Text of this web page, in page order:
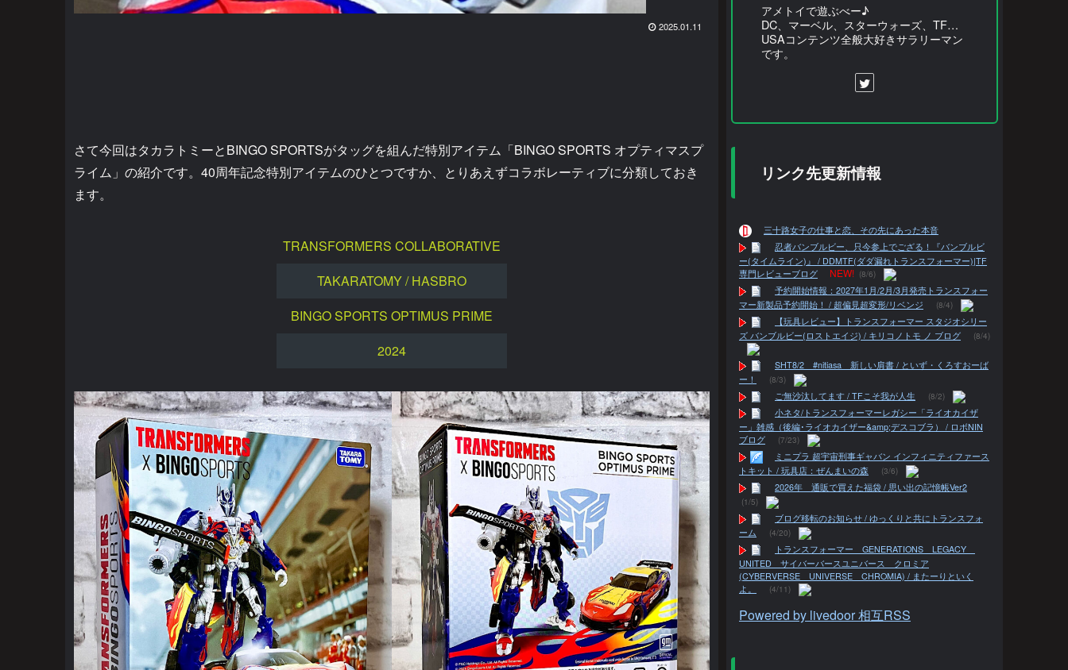
2025.01.11
さて今回はタカラトミーとBINGO SPORTSがタッグを組んだ特別アイテム「BINGO SPORTS オプティマスプ
ライム」の紹介です。40周年記念特別アイテムのひとつですか、とりあえずコラボレーティブに分類しておき
ます。
TRANSFORMERS COLLABORATIVE
TAKARATOMY / HASBRO
BINGO SPORTS OPTIMUS PRIME
2024
アメトイで遊ぶべー♪
DC、マーベル、スターウォーズ、TF…
USAコンテンツ全般大好きサラリーマン
です。
リンク先更新情報
三十路女子の仕事と恋、その先にあった本音
忍者バンブルビー、只今参上でござる！『バンブルビ
ー(タイムライン)』 / DDMTF(ダダ漏れトランスフォーマー)|TF
専門レビューブログ
NEW! (8/6)
予約開始情報：2027年1月/2月/3月発売トランスフォー
マー新製品予約開始！ / 超偏見超変形/リベンジ
(8/4)
【玩具レビュー】トランスフォーマー スタジオシリー
ズ バンブルビー(ロストエイジ) / キリコノトモ ノ ブログ
(8/4)
SHT8/2 #nitiasa 新しい肩書 / といず・くろすおーば
ー！
(8/3)
ご無沙汰してます / TFこそ我が人生 (8/2)
小ネタ/トランスフォーマーレガシー「ライオカイザ
ー」雑感（後編･ライオカイザー&amp;デスコブラ） / ロボNIN
ブログ
(7/23)
ミニプラ 超宇宙刑事ギャバン インフィニティファース
トキット / 玩具店：ぜんまいの森
(3/6)
2026年 通販で買えた福袋 / 思い出の記憶帳Ver2
(1/5)
ブログ移転のお知らせ / ゆっくりと共にトランスフォ
ーム
(4/20)
トランスフォーマー GENERATIONS LEGACY
UNITED サイバーバースユニバース クロミア
(CYBERVERSE UNIVERSE CHROMIA) / またーりといく
よ。
(4/11)
Powered by livedoor 相互RSS